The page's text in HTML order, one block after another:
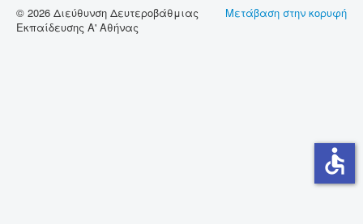
Μετάβαση στην κορυφή
© 2026 Διεύθυνση Δευτεροβάθμιας
Εκπαίδευσης Α' Αθήνας
accessible